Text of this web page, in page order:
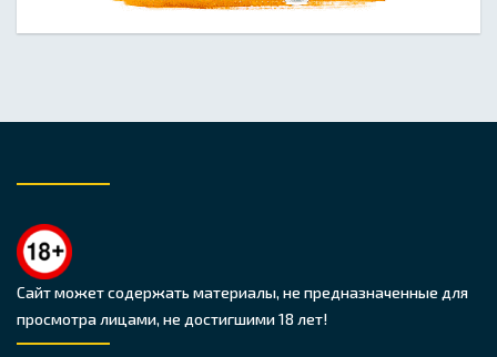
Сайт может содержать материалы, не предназначенные для
просмотра лицами, не достигшими 18 лет!